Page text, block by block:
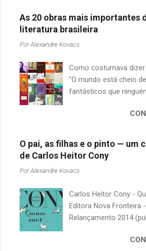
As 20 obras mais importantes
literatura brasileira
PorAlexandre Kovacs
Como costumava
"O mundo está cheio
fantásticos que
quando falamos de
escritores brasileiros,
a uma avaliação
acabamos adquirindo
antipatia a determinado
justamente o contrário.
como uma segunda
obras, já em nossa
escondido, bem ali na
O pai, as filhas e o pinto — um
de Carlos Heitor Cony
PorAlexandre Kovacs
Carlos Heitor Cony -
Editora Nova Fronteira
Relançamento 2014
com deliciosos